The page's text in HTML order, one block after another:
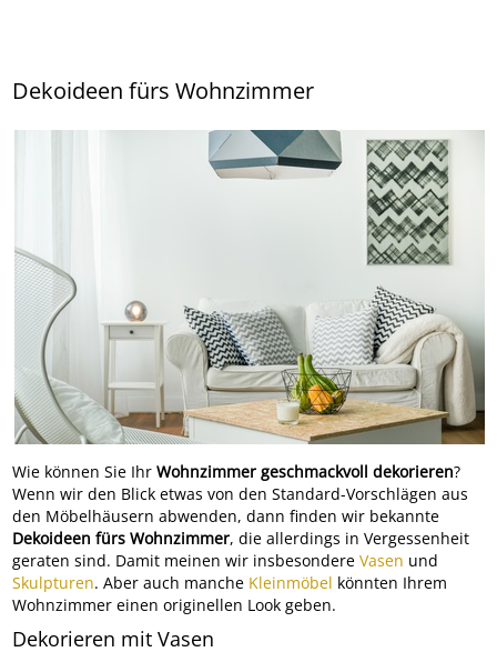
Dekoideen fürs Wohnzimmer
Wie können Sie Ihr Wohnzimmer geschmackvoll dekorieren?
Wenn wir den Blick etwas von den Standard-Vorschlägen aus
den Möbelhäusern abwenden, dann finden wir bekannte
Dekoideen fürs Wohnzimmer, die allerdings in Vergessenheit
geraten sind. Damit meinen wir insbesondere Vasen und
Skulpturen. Aber auch manche Kleinmöbel könnten Ihrem
Wohnzimmer einen originellen Look geben.
Dekorieren mit Vasen